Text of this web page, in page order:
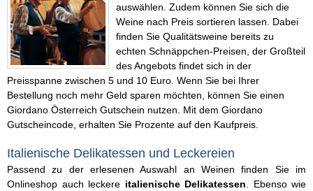
auswählen. Zudem können Sie sich die
Weine nach Preis sortieren lassen. Dabei
finden Sie Qualitätsweine bereits zu
echten Schnäppchen-Preisen, der Großteil
des Angebots findet sich in der
Preisspanne zwischen 5 und 10 Euro. Wenn Sie bei Ihrer
Bestellung noch mehr Geld sparen möchten, können Sie einen
Giordano Österreich Gutschein nutzen. Mit dem Giordano
Gutscheincode, erhalten Sie Prozente auf den Kaufpreis.
Italienische Delikatessen und Leckereien
Passend zu der erlesenen Auswahl an Weinen finden Sie im
Onlineshop auch leckere italienische Delikatessen. Ebenso wie